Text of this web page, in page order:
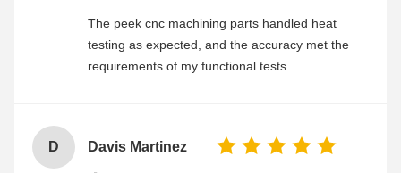
The peek cnc machining parts handled heat
testing as expected, and the accuracy met the
requirements of my functional tests.
D Davis Martinez